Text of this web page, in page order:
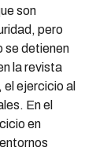
son
pero
se detienen
la revista
ejercicio al
En el
en